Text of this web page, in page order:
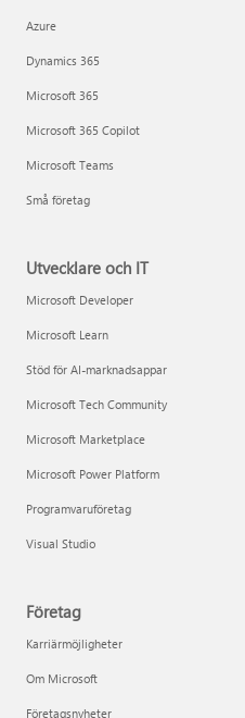
Azure
Dynamics 365
Microsoft 365
Microsoft 365 Copilot
Microsoft Teams
Små företag
Utvecklare och IT
Microsoft Developer
Microsoft Learn
Stöd för AI-marknadsappar
Microsoft Tech Community
Microsoft Marketplace
Microsoft Power Platform
Programvaruföretag
Visual Studio
Företag
Karriärmöjligheter
Om Microsoft
Företagsnyheter